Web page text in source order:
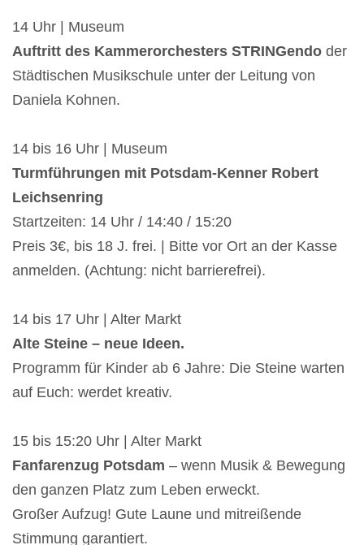
14 Uhr | Museum
Auftritt des Kammerorchesters STRINGendo der
Städtischen Musikschule unter der Leitung von
Daniela Kohnen.
14 bis 16 Uhr | Museum
Turmführungen mit Potsdam-Kenner Robert
Leichsenring
Startzeiten: 14 Uhr / 14:40 / 15:20
Preis 3€, bis 18 J. frei. | Bitte vor Ort an der Kasse
anmelden. (Achtung: nicht barrierefrei).
14 bis 17 Uhr | Alter Markt
Alte Steine – neue Ideen.
Programm für Kinder ab 6 Jahre: Die Steine warten
auf Euch: werdet kreativ.
15 bis 15:20 Uhr | Alter Markt
Fanfarenzug Potsdam – wenn Musik & Bewegung
den ganzen Platz zum Leben erweckt.
Großer Aufzug! Gute Laune und mitreißende
Stimmung garantiert.